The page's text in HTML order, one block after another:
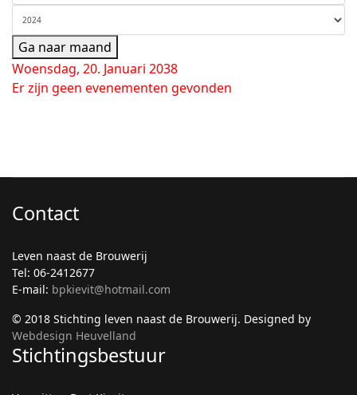
Ga naar maand
Woensdag, 20. Januari 2038
Er zijn geen evenementen gevonden
Contact
Leven naast de Brouwerij
Tel: 06-2412677
E-mail: bpkievit@hotmail.com
© 2018 Stichting leven naast de Brouwerij. Designed by
Webdesign Heuvelland
Stichtingsbestuur